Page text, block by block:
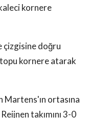
kornere
çizgisine doğru
topu kornere atarak
ortasına
takımını 3-0